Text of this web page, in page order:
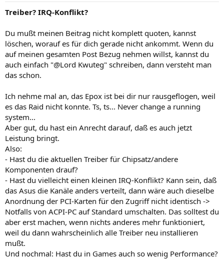
Startgröße=Endgröße. Defragmentieren kann ebenfalls Wunder
das entbehren kannst, ist W2K auch noch wesentlich schneller, dank
NTFS-Dateisystem. Es gibt noch andere Möglichkeiten, W2K
spieletauglicher zu machen. Wenn es dich - oder andere -
interessiert, können wir ja einen eigenen Thread eröffnen.
Treiber? IRQ-Konflikt?
Du mußt meinen Beitrag nicht komplett quoten, kannst
löschen, worauf es für dich gerade nicht ankommt. Wenn du
auf meinen gesamten Post Bezug nehmen willst, kannst du
auch einfach "@Lord Kwuteg" schreiben, dann versteht man
das schon.
Ich nehme mal an, das Epox ist bei dir nur rausgeflogen, weil
es das Raid nicht konnte. Ts, ts... Never change a running
system...
Aber gut, du hast ein Anrecht darauf, daß es auch jetzt
Leistung bringt.
Also:
- Hast du die aktuellen Treiber für Chipsatz/andere
Komponenten drauf?
- Hast du vielleicht einen kleinen IRQ-Konflikt? Kann sein, daß
das Asus die Kanäle anders verteilt, dann wäre auch dieselbe
Anordnung der PCI-Karten für den Zugriff nicht identisch ->
Notfalls von ACPI-PC auf Standard umschalten. Das solltest du
aber erst machen, wenn nichts anderes mehr funktioniert,
weil du dann wahrscheinlich alle Treiber neu installieren
mußt.
Und nochmal: Hast du in Games auch so wenig Performance?